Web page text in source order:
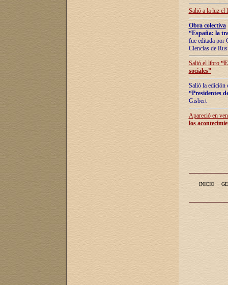
Salió a la luz el
Obra colectiva
“España: la
fue editada por
Ciencias de
Salió el libro “
sociales”
Salió la edición
“Presidentes
Gisbert
Apareció en
los
INICIO